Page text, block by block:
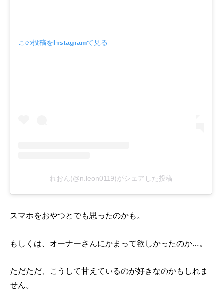
この投稿をInstagramで見る
れおん(@n.leon0119)がシェアした投稿
スマホをおやつとでも思ったのかも。
もしくは、オーナーさんにかまって欲しかったのか…。
ただただ、こうして甘えているのが好きなのかもしれま
せん。